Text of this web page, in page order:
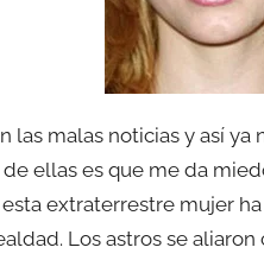
las malas noticias y así ya
ellas es que me da
extraterrestre mujer
Los astros se